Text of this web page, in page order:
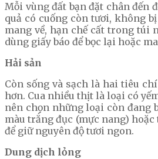
Mỗi vùng đất bạn đặt chân đến
quả có cuống còn tươi, không
mang về, hạn chế cất trong túi
dùng giấy báo để bọc lại hoặc
Hải sản
Còn sống và sạch là hai tiêu
hơn. Cua nhiều thịt là loại có
nên chọn những loại còn đang
màu trắng đục (mực nang)
để giữ nguyên độ tươi ngon.
Dung dịch lỏng